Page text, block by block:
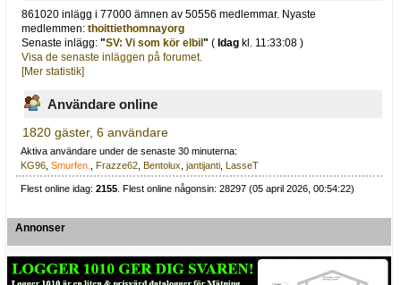
861020 inlägg i 77000 ämnen av 50556 medlemmar. Nyaste
medlemmen:thoittiethomnayorg
Senaste inlägg:"SV: Vi som kör elbil" ( Idag kl. 11:33:08 )
Visa de senaste inläggen på forumet.
[Mer statistik]
Användare online
1820 gäster, 6 användare
Aktiva användare under de senaste 30 minuterna:
KG96,Smurfen., Frazze62, Bentolux,jantijanti, LasseT
Flest online idag:2155 . Flest online någonsin: 28297 (05 april 2026, 00:54:22)
Annonser